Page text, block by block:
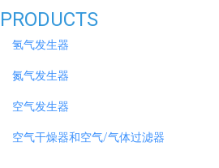
PRODUCTS
氢气发生器
氮气发生器
空气发生器
空气干燥器和空气/气体过滤器